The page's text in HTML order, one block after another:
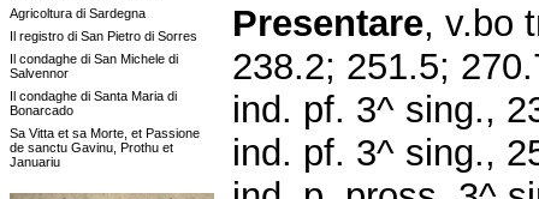
Agricoltura di Sardegna
Il registro di San Pietro di Sorres
Il condaghe di San Michele di
Salvennor
Il condaghe di Santa Maria di
Bonarcado
Sa Vitta et sa Morte, et Passione
de sanctu Gavinu, Prothu et
Januariu
Presentare, v.bo
238.2; 251.5;
ind. pf. 3^ sing.,
ind. pf. 3^ sing.,